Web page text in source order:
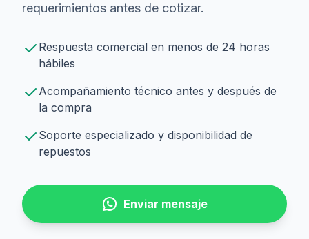
requerimientos antes de cotizar.
Respuesta comercial en menos de 24 horas
hábiles
Acompañamiento técnico antes y después de
la compra
Soporte especializado y disponibilidad de
repuestos
Enviar mensaje